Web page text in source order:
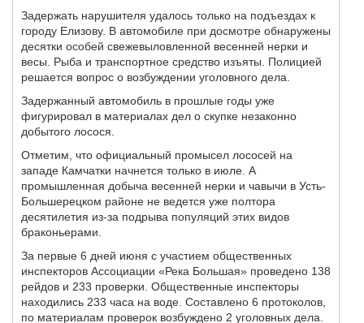
Задержать нарушителя удалось только на подъездах к
городу Елизову. В автомобиле при досмотре обнаружены
десятки особей свежевыловленной весенней нерки и
весы. Рыба и транспортное средство изъяты. Полицией
решается вопрос о возбуждении уголовного дела.
Задержанный автомобиль в прошлые годы уже
фигурировал в материалах дел о скупке незаконно
добытого лосося.
Отметим, что официальный промысел лососей на
западе Камчатки начнется только в июле. А
промышленная добыча весенней нерки и чавычи в Усть-
Большерецком районе не ведется уже полтора
десятилетия из-за подрыва популяций этих видов
браконьерами.
За первые 6 дней июня с участием общественных
инспекторов Ассоциации «Река Большая» проведено 138
рейдов и 233 проверки. Общественные инспекторы
находились 233 часа на воде. Составлено 6 протоколов,
по материалам проверок возбуждено 2 уголовных дела.